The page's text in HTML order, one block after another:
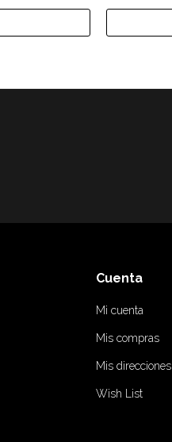
Cuenta
Mi cuenta
Mis compras
Mis direcciones
Wish List